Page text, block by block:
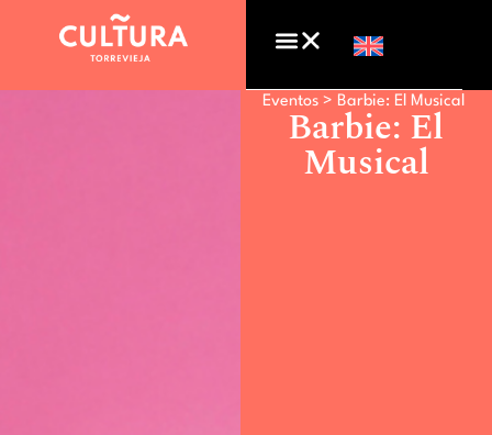
Eventos > Barbie: El Musical
Barbie: El
Musical